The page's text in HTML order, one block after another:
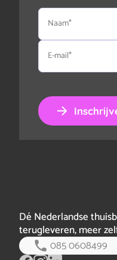
Naam
E-
mail
Dé Nederlandse
terugleveren, meer
085 0608499